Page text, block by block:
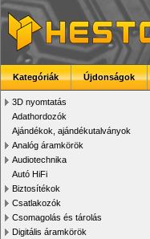
Kategóriák Újdonságok
3D nyomtatás
Adathordozók
Ajándékok, ajándékutalványok
Analóg áramkörök
Audiotechnika
Autó HiFi
Biztosítékok
Csatlakozók
Csomagolás és tárolás
Digitális áramkörök